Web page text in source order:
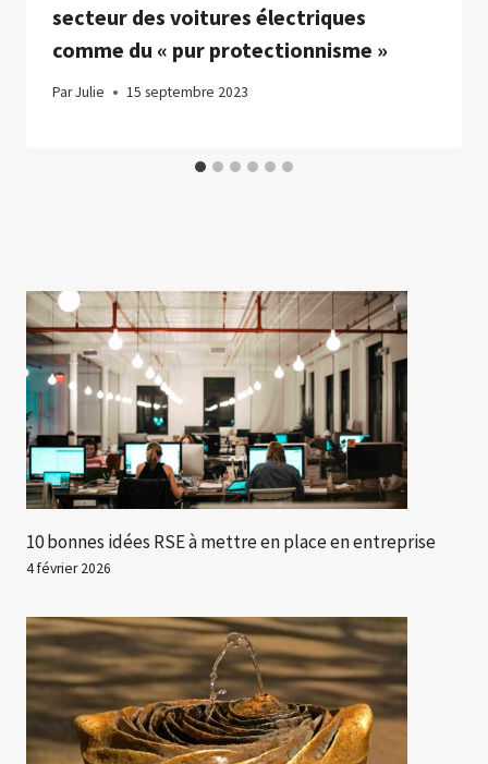
secteur des voitures électriques
comme du « pur protectionnisme »
ParJulie 15 septembre 2023
10 bonnes idées RSE à mettre en place en entreprise
4 février 2026